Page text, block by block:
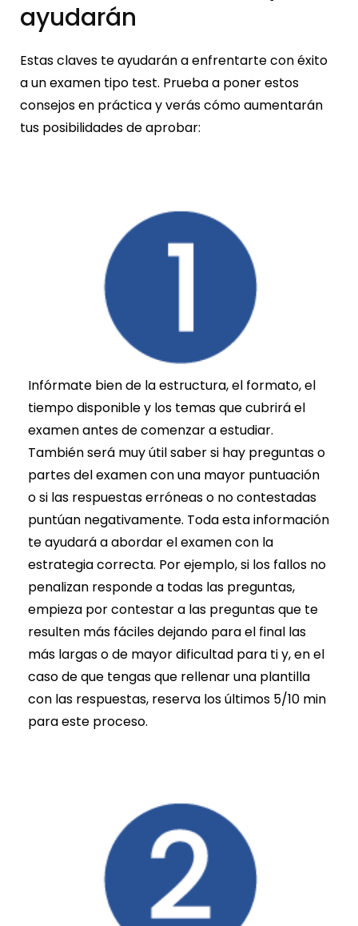
ayudarán
Estas claves te ayudarán a enfrentarte con éxito
a un examen tipo test. Prueba a poner estos
consejos en práctica y verás cómo aumentarán
tus posibilidades de aprobar:
Infórmate bien de la estructura, el formato, el
tiempo disponible y los temas que cubrirá el
examen antes de comenzar a estudiar.
También será muy útil saber si hay preguntas o
partes del examen con una mayor puntuación
o si las respuestas erróneas o no contestadas
puntúan negativamente. Toda esta información
te ayudará a abordar el examen con la
estrategia correcta. Por ejemplo, si los fallos no
penalizan responde a todas las preguntas,
empieza por contestar a las preguntas que te
resulten más fáciles dejando para el final las
más largas o de mayor dificultad para ti y, en el
caso de que tengas que rellenar una plantilla
con las respuestas, reserva los últimos 5/10 min
para este proceso.